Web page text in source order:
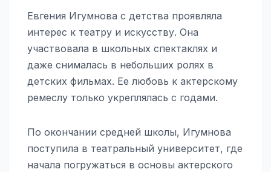
Евгения Игумнова с детства проявляла
интерес к театру и искусству. Она
участвовала в школьных спектаклях и
даже снималась в небольших ролях в
детских фильмах. Ее любовь к актерскому
ремеслу только укреплялась с годами.
По окончании средней школы, Игумнова
поступила в театральный университет, где
начала погружаться в основы актерского